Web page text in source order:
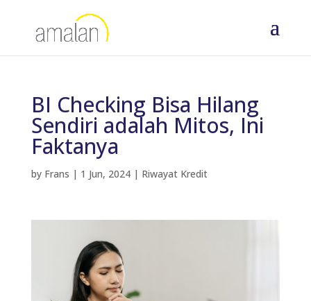
BI Checking Bisa Hilang
Sendiri adalah Mitos, Ini
Faktanya
by Frans | 1 Jun, 2024| Riwayat Kredit